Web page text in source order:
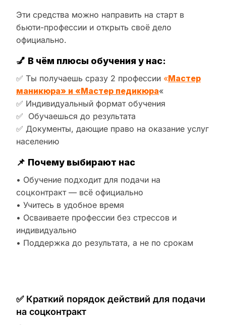
Эти средства можно направить на старт в
бьюти-профессии и открыть своё дело
официально.
💅 В чём плюсы обучения у нас:
✅ Ты получаешь сразу 2 профессии «Мастер
маникюра» и «Мастер педикюра«
✅ Индивидуальный формат обучения
✅ Обучаешься до результата
✅ Документы, дающие право на оказание услуг
населению
📌 Почему выбирают нас
• Обучение подходит для подачи на
соцконтракт — всё официально
• Учитесь в удобное время
• Осваиваете профессии без стрессов и
индивидуально
• Поддержка до результата, а не по срокам
✅ Краткий порядок действий для подачи
на соцконтракт